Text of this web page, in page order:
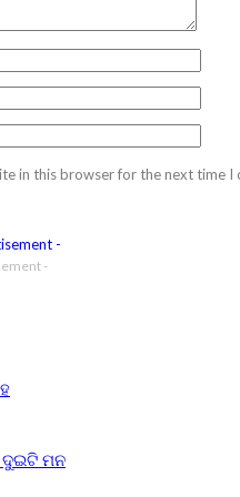
in this browser for the next time I
-
ଦୁଇଟି ମନ